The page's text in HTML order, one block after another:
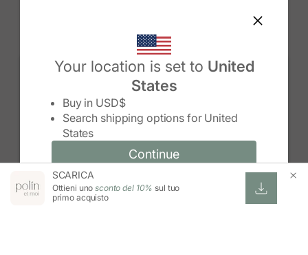
Your location is set to United
States
Buy in USD$
Search shipping options for United
States
Continue
Change country/region and language
Change country/region
Continue
TONGA (TOP T$)
TRINIDAD E TOBAGO (TTD $)
TUNISIA (USD $)
TURCHIA (TRY ₺)
TURKMENISTAN (USD $)
UNGHERIA (EUR €)
UZBEKISTAN (UZS SO'M)
VANUATU (VUV VT)
VIETNAM (VND ₫)
WALLIS E FUTUNA (XPF FR)
SCARICA
Ottieni unosconto del 10% sul tuo
primo acquisto